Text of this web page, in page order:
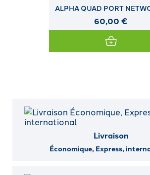
ALPHA QUAD PORT
60,00 €
Livraison
Économique, Express,